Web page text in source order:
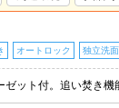
オートロック 独立洗